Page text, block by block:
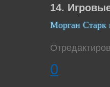
14.
Морган Старк
0